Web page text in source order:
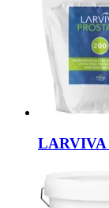
LARVIVA